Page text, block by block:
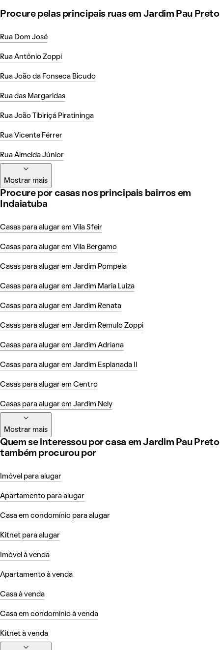
Procure pelas principais ruas em Jardim Pau Preto
Rua Dom José
Rua Antônio Zoppi
Rua João da Fonseca Bicudo
Rua das Margaridas
Rua João Tibiriçá Piratininga
Rua Vicente Férrer
Rua Almeida Júnior
Mostrar mais
Procure por casas nos principais bairros em
Indaiatuba
Casas para alugar em Vila Sfeir
Casas para alugar em Vila Bergamo
Casas para alugar em Jardim Pompeia
Casas para alugar em Jardim Maria Luiza
Casas para alugar em Jardim Renata
Casas para alugar em Jardim Remulo Zoppi
Casas para alugar em Jardim Adriana
Casas para alugar em Jardim Esplanada II
Casas para alugar em Centro
Casas para alugar em Jardim Nely
Mostrar mais
Quem se interessou por casa em Jardim Pau Preto
também procurou por
Imóvel para alugar
Apartamento para alugar
Casa em condomínio para alugar
Kitnet para alugar
Imóvel à venda
Apartamento à venda
Casa à venda
Casa em condomínio à venda
Kitnet à venda